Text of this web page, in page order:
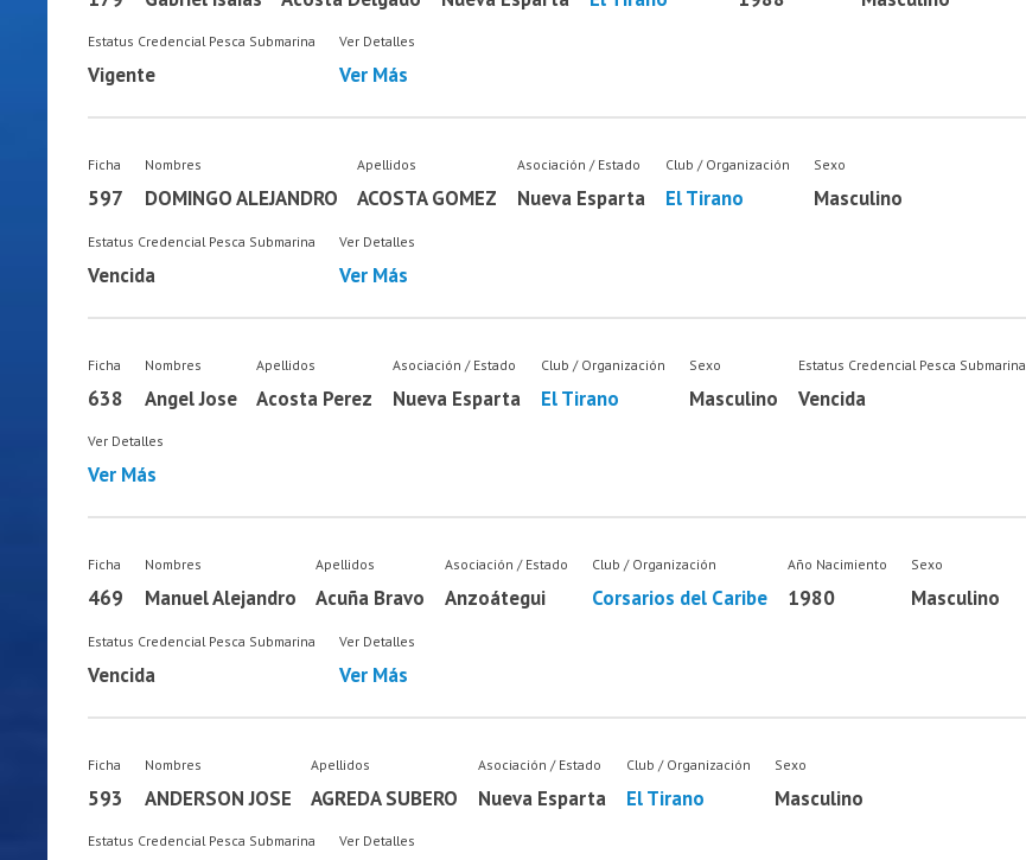
Estatus Credencial Pesca Submarina
Vigente
Ver Detalles
Ver Más
Ficha
597
Nombres
DOMINGO ALEJANDRO
Apellidos
ACOSTA GOMEZ
Asociación / Estado
Nueva Esparta
Club / Organización
El Tirano
Sexo
Masculino
Estatus Credencial Pesca Submarina
Vencida
Ver Detalles
Ver Más
Ficha
638
Nombres
Angel Jose
Apellidos
Acosta Perez
Asociación / Estado
Nueva Esparta
Club / Organización
El Tirano
Sexo
Masculino
Estatus Credencial Pesca Submarina
Vencida
Ver Detalles
Ver Más
Ficha
469
Nombres
Manuel Alejandro
Apellidos
Acuña Bravo
Asociación / Estado
Anzoátegui
Club / Organización
Corsarios del Caribe
Año Nacimiento
1980
Sexo
Masculino
Estatus Credencial Pesca Submarina
Vencida
Ver Detalles
Ver Más
Ficha
593
Nombres
ANDERSON JOSE
Apellidos
AGREDA SUBERO
Asociación / Estado
Nueva Esparta
Club / Organización
El Tirano
Sexo
Masculino
Estatus Credencial Pesca Submarina Ver Detalles